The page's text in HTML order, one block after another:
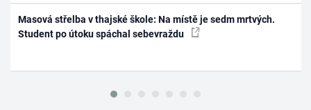
Masová střelba v thajské škole: Na místě je sedm mrtvých.
Student po útoku spáchal sebevraždu